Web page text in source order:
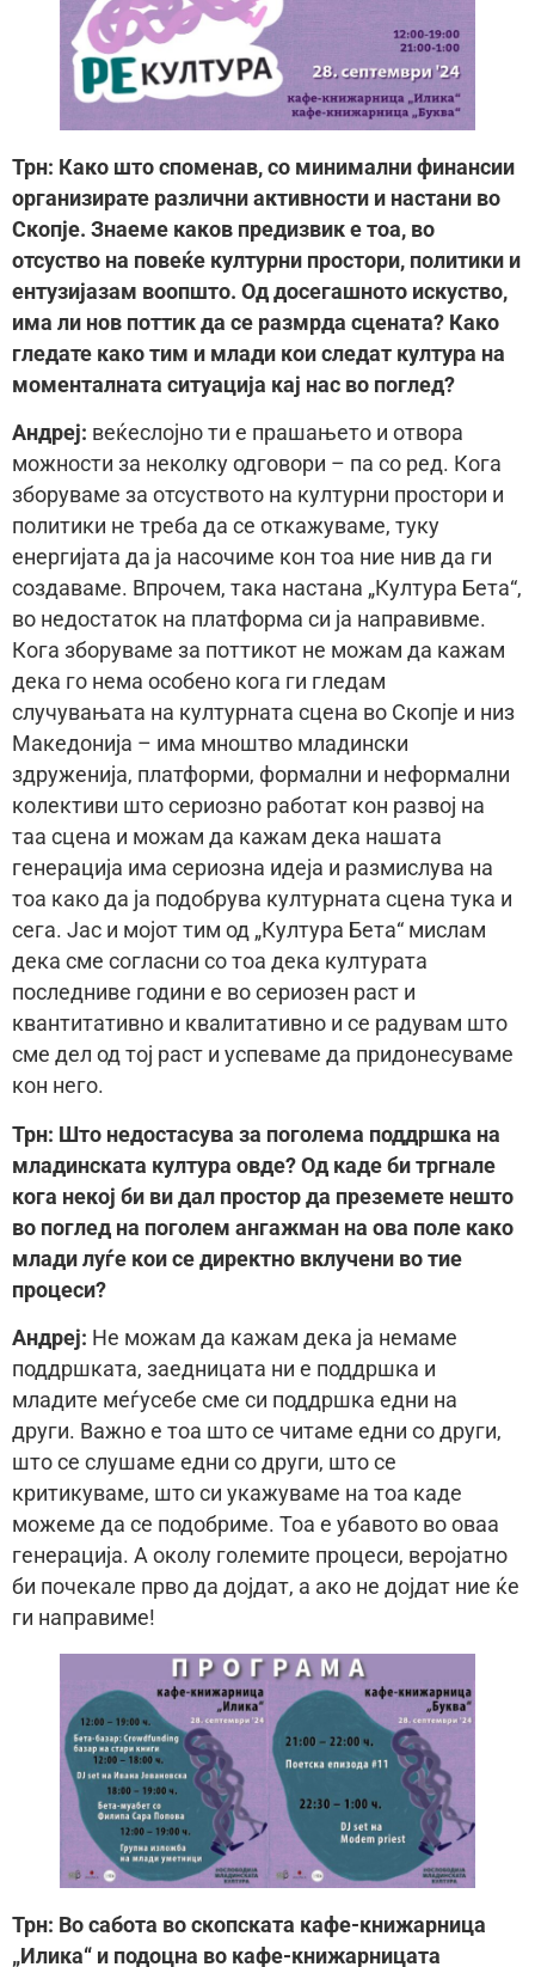
Трн: Како што споменав, со минимални финансии
организирате различни активности и настани во
Скопје. Знаеме каков предизвик е тоа, во
отсуство на повеќе културни простори, политики и
ентузијазам воопшто. Од досегашното искуство,
има ли нов поттик да се размрда сцената? Како
гледате како тим и млади кои следат култура на
моменталната ситуација кај нас во поглед?
Андреј: веќеслојно ти е прашањето и отвора
можности за неколку одговори – па со ред. Кога
зборуваме за отсуството на културни простори и
политики не треба да се откажуваме, туку
енергијата да ја насочиме кон тоа ние нив да ги
создаваме. Впрочем, така настана „Култура Бета“,
во недостаток на платформа си ја направивме.
Кога зборуваме за поттикот не можам да кажам
дека го нема особено кога ги гледам
случувањата на културната сцена во Скопје и низ
Македонија – има мноштво младински
здруженија, платформи, формални и неформални
колективи што сериозно работат кон развој на
таа сцена и можам да кажам дека нашата
генерација има сериозна идеја и размислува на
тоа како да ја подобрува културната сцена тука и
сега. Јас и мојот тим од „Култура Бета“ мислам
дека сме согласни со тоа дека културата
последниве години е во сериозен раст и
квантитативно и квалитативно и се радувам што
сме дел од тој раст и успеваме да придонесуваме
кон него.
Трн: Што недостасува за поголема поддршка на
младинската култура овде? Од каде би тргнале
кога некој би ви дал простор да преземете нешто
во поглед на поголем ангажман на ова поле како
млади луѓе кои се директно вклучени во тие
процеси?
Андреј: Не можам да кажам дека ја немаме
поддршката, заедницата ни е поддршка и
младите меѓусебе сме си поддршка едни на
други. Важно е тоа што се читаме едни со други,
што се слушаме едни со други, што се
критикуваме, што си укажуваме на тоа каде
можеме да се подобриме. Тоа е убавото во оваа
генерација. А околу големите процеси, веројатно
би почекале прво да дојдат, а ако не дојдат ние ќе
ги направиме!
Трн: Во сабота во скопската кафе-книжарница
„Илика“ и подоцна во кафе-книжарницата